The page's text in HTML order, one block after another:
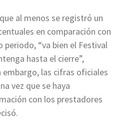
al menos se registró un
en comparación con
periodo, “va bien el Festival
hasta el cierre”,
embargo, las cifras oficiales
vez que se haya
con los prestadores